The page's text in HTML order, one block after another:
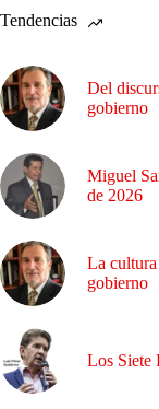
Tendencias
Del
gobierno
Miguel
de 2026
La
gobierno
Los Siete